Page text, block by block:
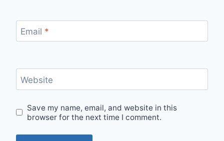
Email *
Website
Save my name, email, and website in this
browser for the next time I comment.